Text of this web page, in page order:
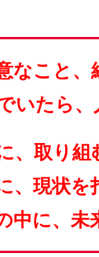
なこと、
いたら、
、取り組
、現状を
中に、未